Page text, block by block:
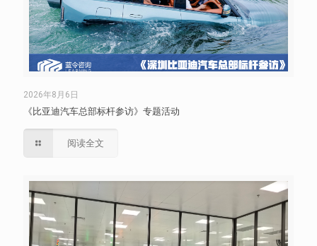
2026年8月6日
《比亚迪汽车总部标杆参访》专题活动
阅读全文